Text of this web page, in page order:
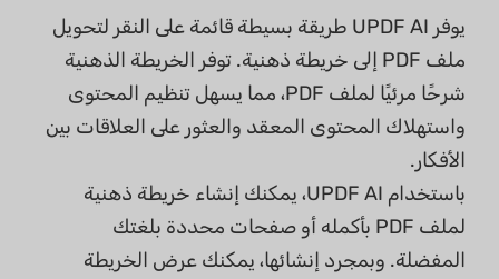
يوفر UPDF AI طريقة بسيطة قائمة على النقر لتحويل
ملف PDF إلى خريطة ذهنية. توفر الخريطة الذهنية
شرحًا مرئيًا لملف PDF، مما يسهل تنظيم المحتوى
واستهلاك المحتوى المعقد والعثور على العلاقات بين
الأفكار.
باستخدام UPDF AI، يمكنك إنشاء خريطة ذهنية
لملف PDF بأكمله أو صفحات محددة بلغتك
المفضلة. وبمجرد إنشائها، يمكنك عرض الخريطة